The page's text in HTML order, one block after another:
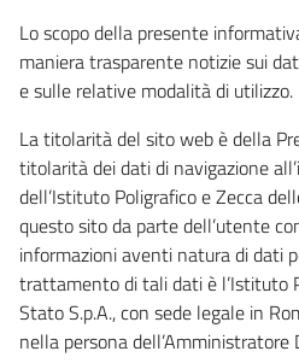
Lo scopo della presente
maniera trasparente notizie sui
e sulle relative modalità di utilizzo.
La titolarità del sito web è della
titolarità dei dati di navigazione
dell’Istituto Poligrafico e Zecca
questo sito da parte dell’utente
informazioni aventi natura di dati
trattamento di tali dati è l’Istituto
Stato S.p.A., con sede legale in
nella persona